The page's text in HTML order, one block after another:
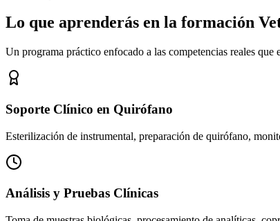
Lo que aprenderás en la formación
Un programa práctico enfocado a las competencias reales
Soporte Clínico en Quirófano
Esterilización de instrumental, preparación de quirófano,
Análisis y Pruebas Clínicas